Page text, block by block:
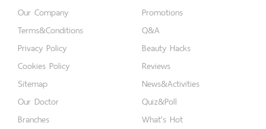
Our Company
Terms&Conditions
Privacy Policy
Cookies Policy
Sitemap
Our Doctor
Branches
Promotions
Q&A
Beauty Hacks
Reviews
News&Activities
Quiz&Poll
What's Hot